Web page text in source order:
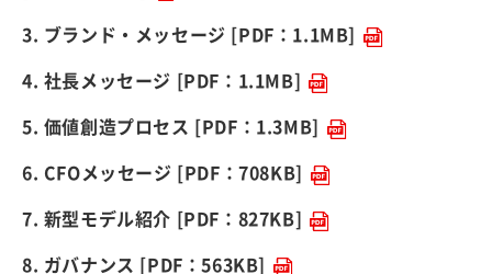
3. ブランド・メッセージ [PDF：1.1MB]
4. 社長メッセージ [PDF：1.1MB]
5. 価値創造プロセス [PDF：1.3MB]
6. CFOメッセージ [PDF：708KB]
7. 新型モデル紹介 [PDF：827KB]
8. ガバナンス [PDF：563KB]